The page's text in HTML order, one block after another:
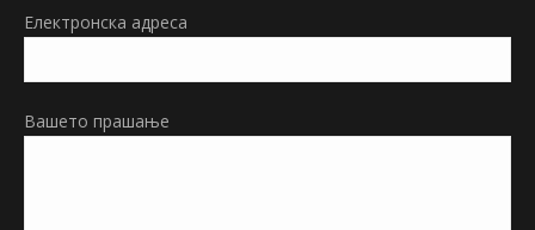
Електронска адреса
Вашето прашање